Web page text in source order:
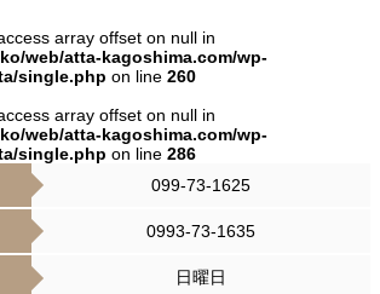
array offset on null in
web/atta-kagoshima.com/wp-
single.php on line 260
array offset on null in
web/atta-kagoshima.com/wp-
single.php on line 286
099-73-1625
0993-73-1635
日曜日